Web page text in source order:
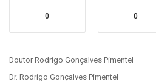
0 0
Doutor Rodrigo Gonçalves Pimentel
Dr. Rodrigo Gonçalves Pimentel